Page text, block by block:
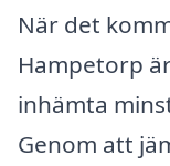
När det
Hampetorp
inhämta
Genom att